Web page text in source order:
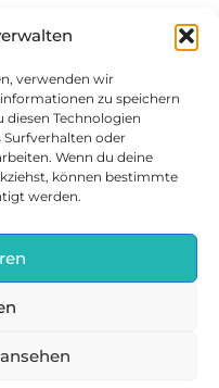
verwenden wir
zu speichern
diesen Technologien
oder
Wenn du deine
können bestimmte
werden.
(EU)
Europa